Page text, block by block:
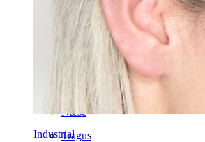
Industrial
14k guld
Clip on
Labret
Tunge
Næse
Tragus